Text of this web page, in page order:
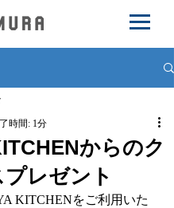
からのク
プレゼント
時間: 1分
KITCHENをご利用いた